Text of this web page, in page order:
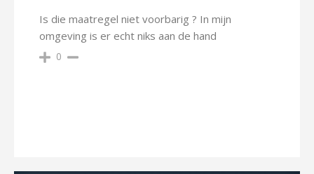
Is die maatregel niet voorbarig ? In mijn
omgeving is er echt niks aan de hand
0